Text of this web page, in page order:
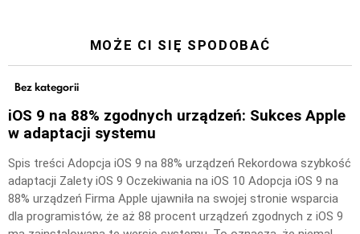
MOŻE CI SIĘ SPODOBAĆ
Bez kategorii
iOS 9 na 88% zgodnych urządzeń: Sukces Apple
w adaptacji systemu
Spis treści Adopcja iOS 9 na 88% urządzeń Rekordowa szybkość
adaptacji Zalety iOS 9 Oczekiwania na iOS 10 Adopcja iOS 9 na
88% urządzeń Firma Apple ujawniła na swojej stronie wsparcia
dla programistów, że aż 88 procent urządzeń zgodnych z iOS 9